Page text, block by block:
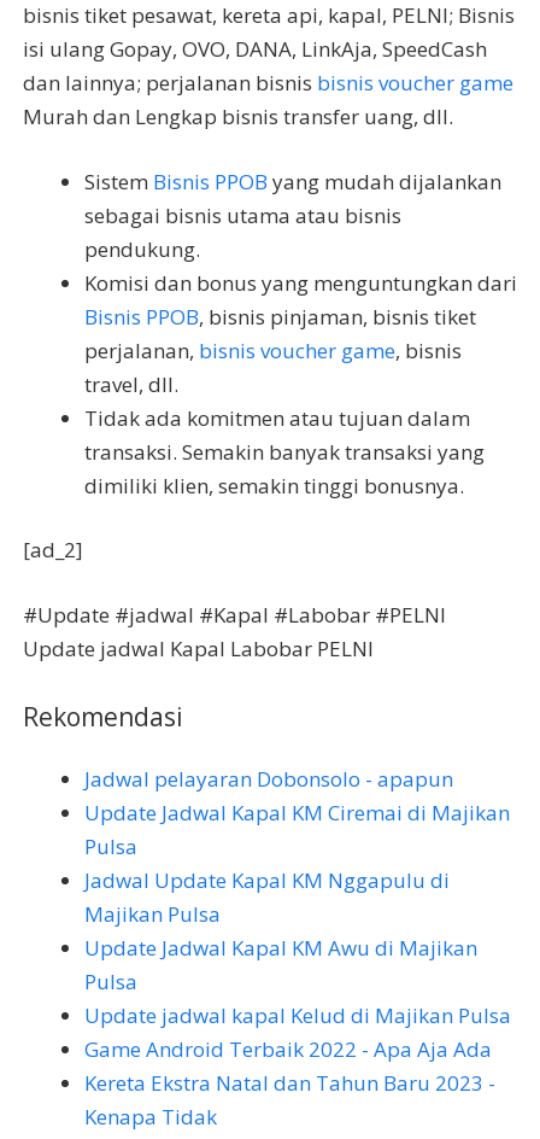
bisnis tiket pesawat, kereta api, kapal, PELNI; Bisnis
isi ulang Gopay, OVO, DANA, LinkAja, SpeedCash
dan lainnya; perjalanan bisnis bisnis voucher game
Murah dan Lengkap bisnis transfer uang, dll.
Sistem Bisnis PPOB yang mudah dijalankan
sebagai bisnis utama atau bisnis
pendukung.
Komisi dan bonus yang menguntungkan dari
Bisnis PPOB, bisnis pinjaman, bisnis tiket
perjalanan, bisnis voucher game, bisnis
travel, dll.
Tidak ada komitmen atau tujuan dalam
transaksi. Semakin banyak transaksi yang
dimiliki klien, semakin tinggi bonusnya.
[ad_2]
#Update #jadwal #Kapal #Labobar #PELNI
Update jadwal Kapal Labobar PELNI
Rekomendasi
Jadwal pelayaran Dobonsolo - apapun
Update Jadwal Kapal KM Ciremai di Majikan
Pulsa
Jadwal Update Kapal KM Nggapulu di
Majikan Pulsa
Update Jadwal Kapal KM Awu di Majikan
Pulsa
Update jadwal kapal Kelud di Majikan Pulsa
Game Android Terbaik 2022 - Apa Aja Ada
Kereta Ekstra Natal dan Tahun Baru 2023 -
Kenapa Tidak